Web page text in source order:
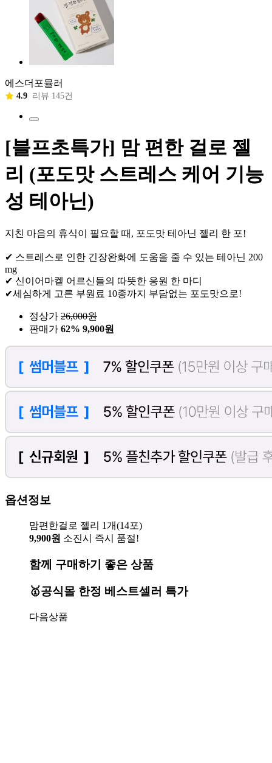
에스더포뮬러
4.9 리뷰 145건
[블프초특가] 맘 편한 걸로 젤
리 (포도맛 스트레스 케어 기능
성 테아닌)
지친 마음의 휴식이 필요할 때, 포도맛 테아닌 젤리 한 포!
✔ 스트레스로 인한 긴장완화에 도움을 줄 수 있는 테아닌 200
mg
✔ 신이어마켙 어르신들의 따뜻한 응원 한 마디
✔세심하게 고른 부원료 10종까지 부담없는 포도맛으로!
정상가 26,000원
판매가 62% 9,900원
옵션정보
맘편한걸로 젤리 1개(14포)
9,900원 소진시 즉시 품절!
함께 구매하기 좋은 상품
🥇공식몰 한정 베스트셀러 특가
다음상품